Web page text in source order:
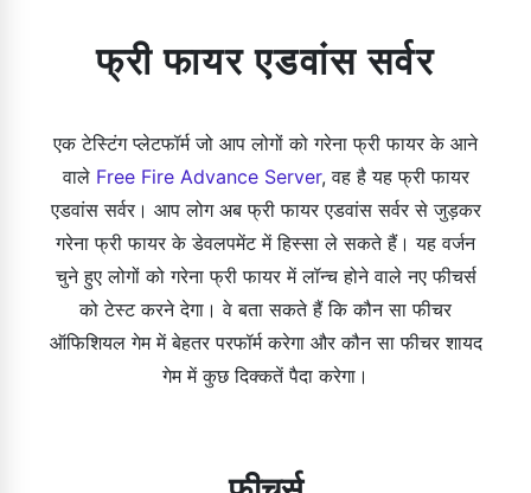
फ्री फायर एडवांस सर्वर
एक टेस्टिंग प्लेटफॉर्म जो आप लोगों को गरेना फ्री फायर के आने
वाले Free Fire Advance Server, वह है यह फ्री फायर
एडवांस सर्वर। आप लोग अब फ्री फायर एडवांस सर्वर से जुड़कर
गरेना फ्री फायर के डेवलपमेंट में हिस्सा ले सकते हैं। यह वर्जन
चुने हुए लोगों को गरेना फ्री फायर में लॉन्च होने वाले नए फीचर्स
को टेस्ट करने देगा। वे बता सकते हैं कि कौन सा फीचर
ऑफिशियल गेम में बेहतर परफॉर्म करेगा और कौन सा फीचर शायद
गेम में कुछ दिक्कतें पैदा करेगा।